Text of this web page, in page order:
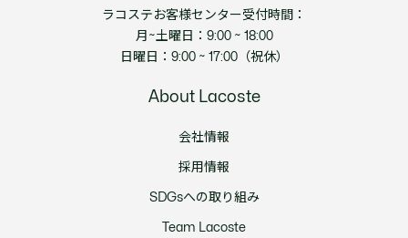
ラコステお客様センター受付時間：
月~土曜日：9:00 ~ 18:00
日曜日：9:00 ~ 17:00（祝休）
About Lacoste
会社情報
採用情報
SDGsへの取り組み
Team Lacoste